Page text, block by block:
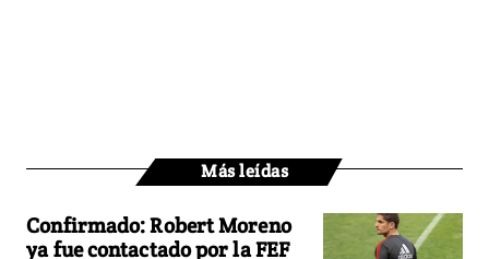
Más leídas
Confirmado: Robert Moreno
ya fue contactado por la FEF